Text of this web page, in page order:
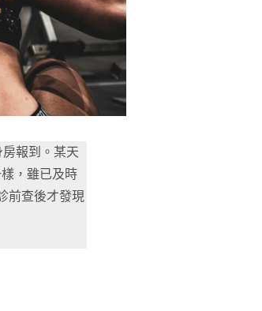
報到。某天
，雖已及時
前查後才發現